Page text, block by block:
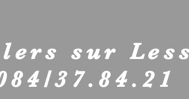
sur
37.84.21